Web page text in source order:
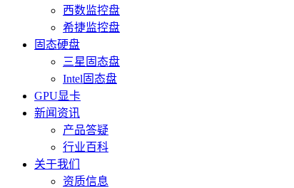
西数监控盘
希捷监控盘
固态硬盘
三星固态盘
Intel固态盘
GPU显卡
新闻资讯
产品答疑
行业百科
关于我们
资质信息